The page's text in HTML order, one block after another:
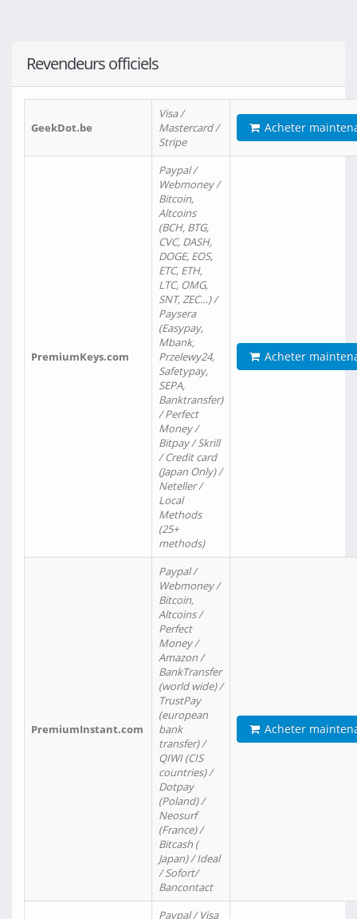
Revendeurs officiels
GeekDot.be
Visa /
Mastercard /
Stripe
Acheter
PremiumKeys.com
Paypal /
Webmoney /
Bitcoin,
Altcoins
(BCH, BTG,
CVC, DASH,
DOGE, EOS,
ETC, ETH,
LTC, OMG,
SNT, ZEC…) /
Paysera
(Easypay,
Mbank,
Przelewy24,
Safetypay,
SEPA,
Banktransfer)
/ Perfect
Money /
Bitpay / Skrill
/ Credit card
(Japan Only) /
Neteller /
Local
Methods
(25+
methods)
Acheter
PremiumInstant.com
Paypal /
Webmoney /
Bitcoin,
Altcoins /
Perfect
Money /
Amazon /
BankTransfer
(world wide) /
TrustPay
(european
bank
transfer) /
QIWI (CIS
countries) /
Dotpay
(Poland) /
Neosurf
(France) /
Bitcash (
Japan) / Ideal
/ Sofort/
Bancontact
Acheter
Paypal / Visa